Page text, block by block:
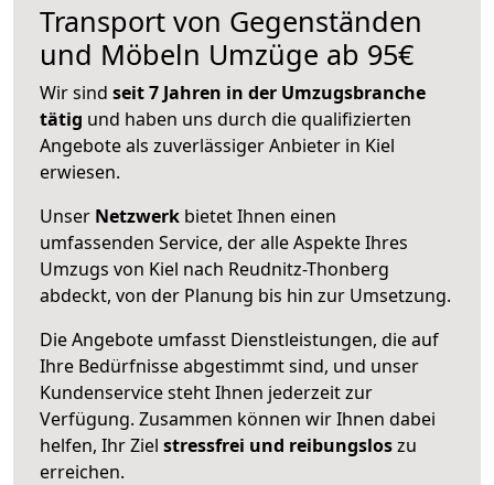
Transport von Gegenständen
und Möbeln Umzüge ab 95€
Wir sind seit 7 Jahren in der Umzugsbranche
tätig und haben uns durch die qualifizierten
Angebote als zuverlässiger Anbieter in Kiel
erwiesen.
Unser Netzwerk bietet Ihnen einen
umfassenden Service, der alle Aspekte Ihres
Umzugs von Kiel nach Reudnitz-Thonberg
abdeckt, von der Planung bis hin zur Umsetzung.
Die Angebote umfasst Dienstleistungen, die auf
Ihre Bedürfnisse abgestimmt sind, und unser
Kundenservice steht Ihnen jederzeit zur
Verfügung. Zusammen können wir Ihnen dabei
helfen, Ihr Ziel stressfrei und reibungsloszu
erreichen.